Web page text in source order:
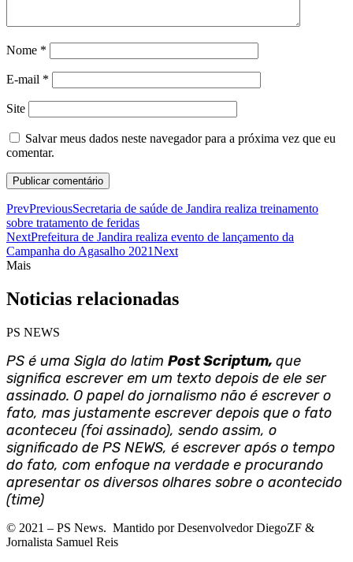
Nome *
E-mail *
Site
Salvar meus dados neste navegador para a próxima vez que eu
comentar.
PrevPreviousSecretaria de saúde de Jandira realiza treinamento
sobre tratamento de feridas
NextPrefeitura de Jandira realiza evento de lançamento da
Campanha do Agasalho 2021Next
Mais
Noticias relacionadas
PS NEWS
PS é uma Sigla do latim Post Scriptum, que
significa escrever em um texto depois de ele ser
assinado. O papel do jornalismo não é escrever o
fato, mas justamente escrever depois que o fato
aconteceu (foi assinado), sendo assim, o
significado de PS NEWS, é escrever após o tempo
do fato, com enfoque na verdade e procurando
apresentar os diversos olhares sobre o acontecido
(time)
© 2021 – PS News. Mantido por Desenvolvedor DiegoZF &
Jornalista Samuel Reis